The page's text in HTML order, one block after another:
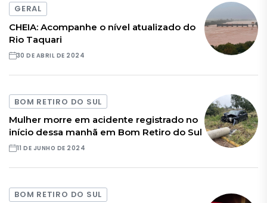
GERAL
CHEIA: Acompanhe o nível atualizado do
Rio Taquari
30 DE ABRIL DE 2024
BOM RETIRO DO SUL
Mulher morre em acidente registrado no
início dessa manhã em Bom Retiro do Sul
11 DE JUNHO DE 2024
BOM RETIRO DO SUL